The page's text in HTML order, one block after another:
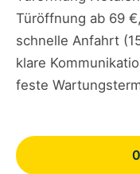
Türöffnung ab 69
schnelle Anfahrt
klare
feste